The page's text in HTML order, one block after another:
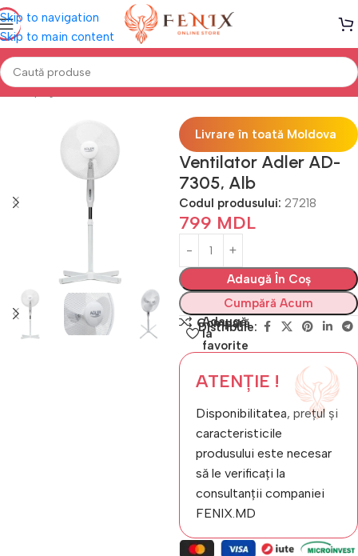
Skip to navigation
Skip to main content
Prima pagină Climatizare Ventilatoare
Livrare în toată Moldova
Ventilator Adler AD-
7305, Alb
Codul produsului: 27218
799 MDL
Adaugă În Coș
Cumpără Acum
Compară
Adaugă
la
favorite
Distribuie:
ATENȚIE !
Disponibilitatea, prețul și
caracteristicile
produsului este necesar
să le verificați la
consultanții companiei
FENIX.MD